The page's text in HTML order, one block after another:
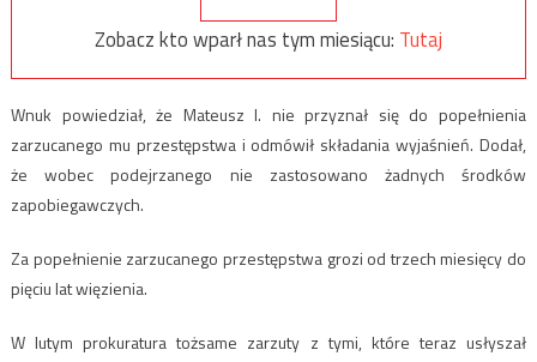
Zobacz kto wparł nas tym miesiącu: Tutaj
Wnuk powiedział, że Mateusz I. nie przyznał się do popełnienia
zarzucanego mu przestępstwa i odmówił składania wyjaśnień. Dodał,
że wobec podejrzanego nie zastosowano żadnych środków
zapobiegawczych.
Za popełnienie zarzucanego przestępstwa grozi od trzech miesięcy do
pięciu lat więzienia.
W lutym prokuratura tożsame zarzuty z tymi, które teraz usłyszał